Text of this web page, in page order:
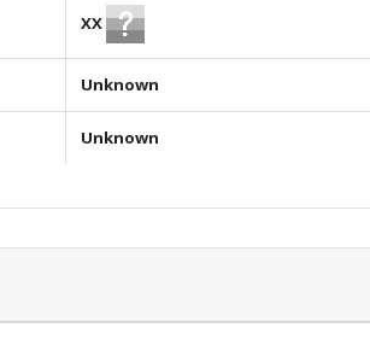
XX
Unknown
Unknown